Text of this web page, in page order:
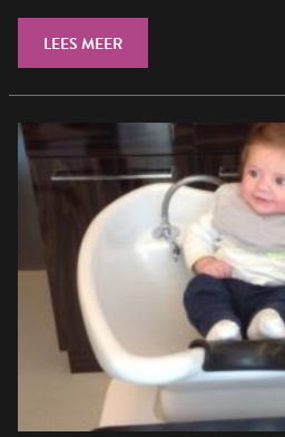
LEES MEER